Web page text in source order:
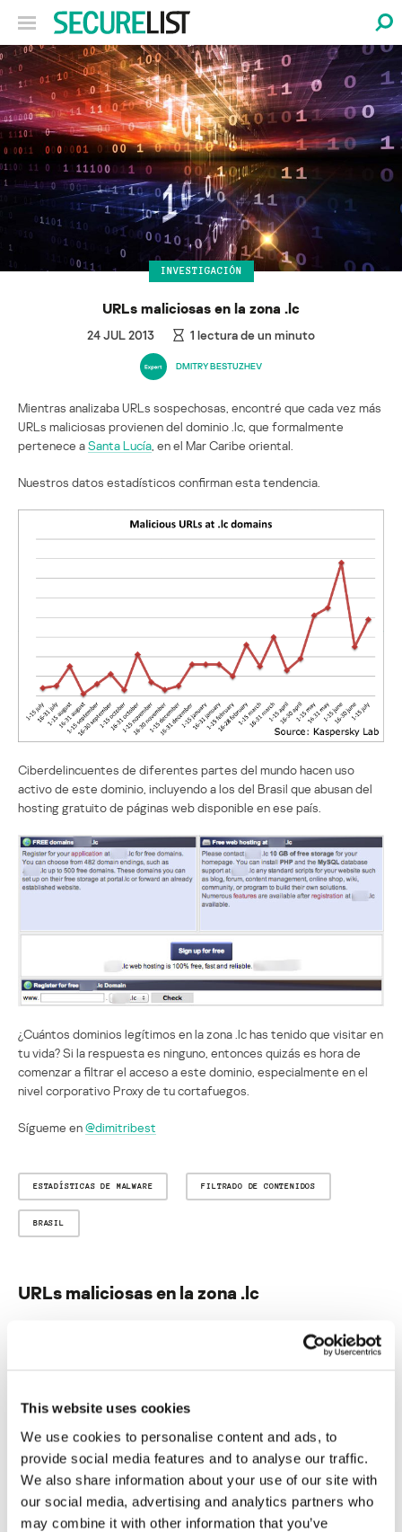
This website uses cookies
We use cookies to personalise content and ads, to
provide social media features and to analyse our traffic.
We also share information about your use of our site with
our social media, advertising and analytics partners who
may combine it with other information that you’ve
INVESTIGACIÓN
URLs maliciosas en la zona .lc
24 JUL 2013 1 lectura de un minuto
DMITRY BESTUZHEV
Mientras analizaba URLs sospechosas, encontré que cada vez más
URLs maliciosas provienen del dominio .lc, que formalmente
pertenece aSanta Lucía , en el Mar Caribe oriental.
Nuestros datos estadísticos confirman esta tendencia.
Ciberdelincuentes de diferentes partes del mundo hacen uso
activo de este dominio, incluyendo a los del Brasil que abusan del
hosting gratuito de páginas web disponible en ese país.
¿Cuántos dominios legítimos en la zona .lc has tenido que visitar en
tu vida? Si la respuesta es ninguno, entonces quizás es hora de
comenzar a filtrar el acceso a este dominio, especialmente en el
nivel corporativo Proxy de tu cortafuegos.
Sígueme en@dimitribest
ESTADÍSTICAS DE MALWARE FILTRADO DE CONTENIDOS
BRASIL
URLs maliciosas en la zona .lc
Su dirección de correo electrónico no será publicada. Los
Nombre* Correo electrónico *